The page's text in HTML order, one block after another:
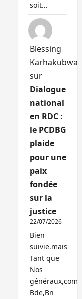
soit…
Blessing
Karhakubwa
sur
Dialogue
national
en RDC :
le PCDBG
plaide
pour une
paix
fondée
sur la
justice
22/07/2026
Bien
suivie.mais
Tant que
Nos
généraux,com
Bde,Bn